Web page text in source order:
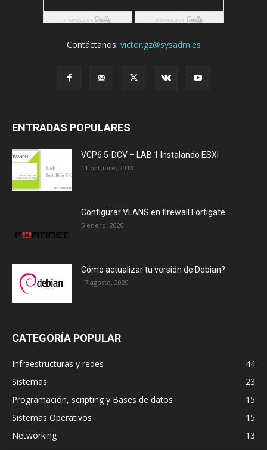
Contáctanos: victor.gz@sysadm.es
ENTRADAS POPULARES
VCP6.5-DCV – LAB 1 Instalando ESXi
11 octubre, 2018
Configurar VLANS en firewall Fortigate.
5 enero, 2020
Cómo actualizar tu versión de Debian?
17 agosto, 2020
CATEGORÍA POPULAR
Infraestructuras y redes
44
Sistemas
23
Programación, scripting y Bases de datos
15
Sistemas Operativos
15
Networking
13